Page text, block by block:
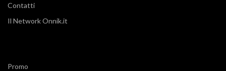
Contatti
Il Network Onnik.it
Promo